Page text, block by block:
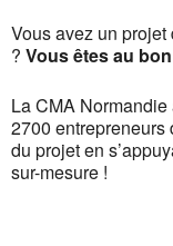
Vous avez un projet
? Vous êtes au
La CMA
2700 entrepreneurs
du projet en
sur-mesure !